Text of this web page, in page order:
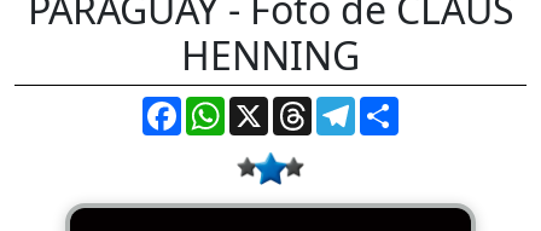
HENNING
FacebookWhatsApp
X ThreadsTelegram